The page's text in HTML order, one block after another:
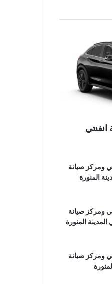
ومركز صيانة
المنورة
ومركز صيانة
المنورة
ومركز صيانة